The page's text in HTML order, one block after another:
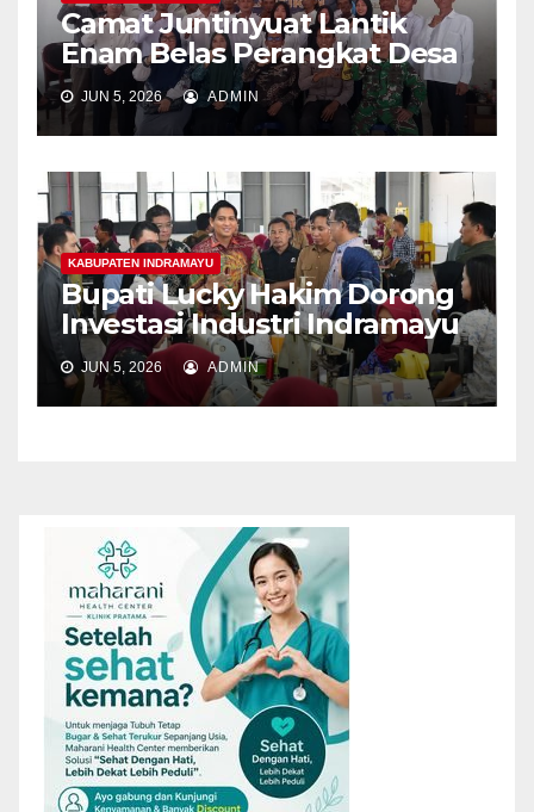
Camat Juntinyuat Lantik
Enam Belas Perangkat Desa
JUN 5, 2026 ADMIN
KABUPATEN INDRAMAYU
Bupati Lucky Hakim Dorong
Investasi Industri Indramayu
JUN 5, 2026 ADMIN